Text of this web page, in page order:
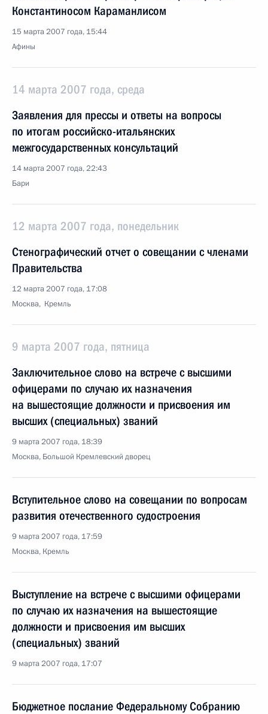
Константиносом Караманлисом
15 марта 2007 года, 15:44
Афины
14 марта 2007 года, среда
Заявления для прессы и ответы на вопросы
по итогам российско-итальянских
межгосударственных консультаций
14 марта 2007 года, 22:43
Бари
12 марта 2007 года, понедельник
Стенографический отчет о совещании с членами
Правительства
12 марта 2007 года, 17:08
Москва, Кремль
9 марта 2007 года, пятница
Заключительное слово на встрече с высшими
офицерами по случаю их назначения
на вышестоящие должности и присвоения им
высших (специальных) званий
9 марта 2007 года, 18:39
Москва, Большой Кремлевский дворец
Вступительное слово на совещании по вопросам
развития отечественного судостроения
9 марта 2007 года, 17:59
Москва, Кремль
Выступление на встрече с высшими офицерами
по случаю их назначения на вышестоящие
должности и присвоения им высших
(специальных) званий
9 марта 2007 года, 17:07
Бюджетное послание Федеральному Собранию